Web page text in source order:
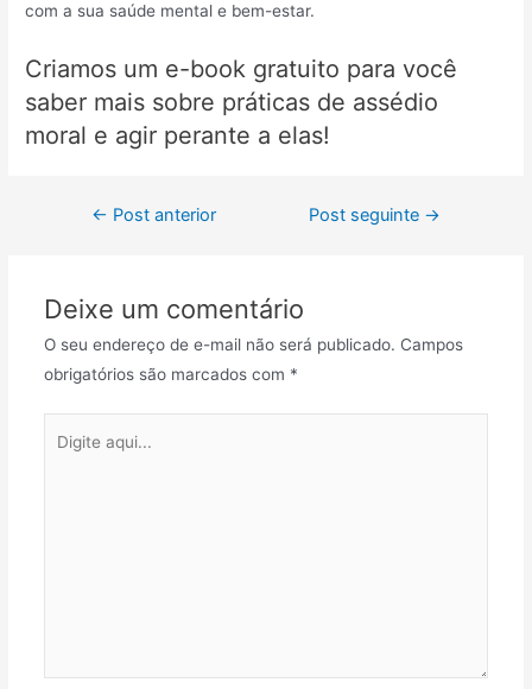
com a sua saúde mental e bem-estar.
Criamos um e-book gratuito para você
saber mais sobre práticas de assédio
moral e agir perante a elas!
← Post anterior Post seguinte →
Deixe um comentário
O seu endereço de e-mail não será publicado. Campos
obrigatórios são marcados com *